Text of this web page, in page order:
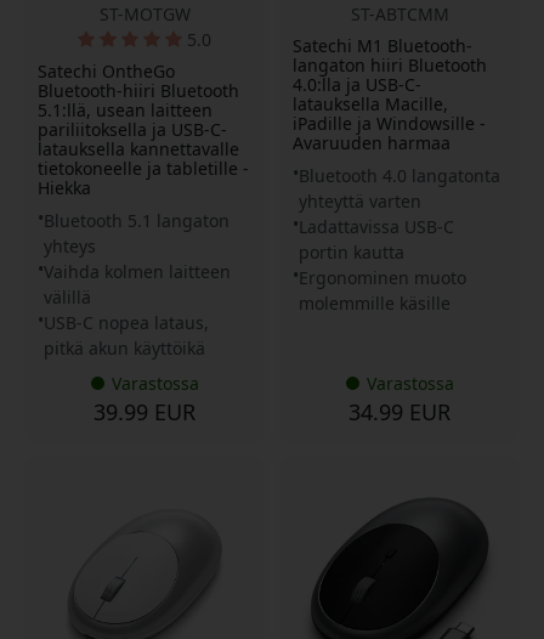
ST-MOTGW
5.0
Satechi OntheGo
Bluetooth-hiiri Bluetooth
5.1:llä, usean laitteen
pariliitoksella ja USB-C-
latauksella kannettavalle
tietokoneelle ja tabletille -
Hiekka
Bluetooth 5.1 langaton
yhteys
Vaihda kolmen laitteen
välillä
USB-C nopea lataus,
pitkä akun käyttöikä
Varastossa
39.99 EUR
ST-ABTCMM
Satechi M1 Bluetooth-
langaton hiiri Bluetooth
4.0:lla ja USB-C-
latauksella Macille,
iPadille ja Windowsille -
Avaruuden harmaa
Bluetooth 4.0 langatonta
yhteyttä varten
Ladattavissa USB-C
portin kautta
Ergonominen muoto
molemmille käsille
Varastossa
34.99 EUR